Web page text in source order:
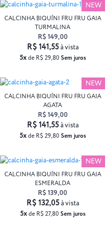
NEW
CALCINHA BIQUÍNI FRU FRU GAIA
TURMALINA
R$ 149,00
5xde R$ 29,80 Sem juros
R$ 141,55à vista
NEW
CALCINHA BIQUÍNI FRU FRU GAIA
AGATA
R$ 149,00
5xde R$ 29,80 Sem juros
R$ 141,55à vista
NEW
CALCINHA BIQUÍNI FRU FRU GAIA
ESMERALDA
R$ 139,00
5xde R$ 27,80 Sem juros
R$ 132,05à vista